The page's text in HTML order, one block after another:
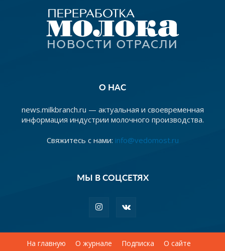
О НАС
news.milkbranch.ru — актуальная и своевременная
информация индустрии молочного производства.
Свяжитесь с нами: info@vedomost.ru
МЫ В СОЦСЕТЯХ
На главную О журнале Подписка
О сайте